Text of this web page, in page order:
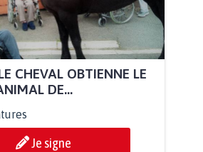
CHEVAL OBTIENNE LE
DE...
Je signe